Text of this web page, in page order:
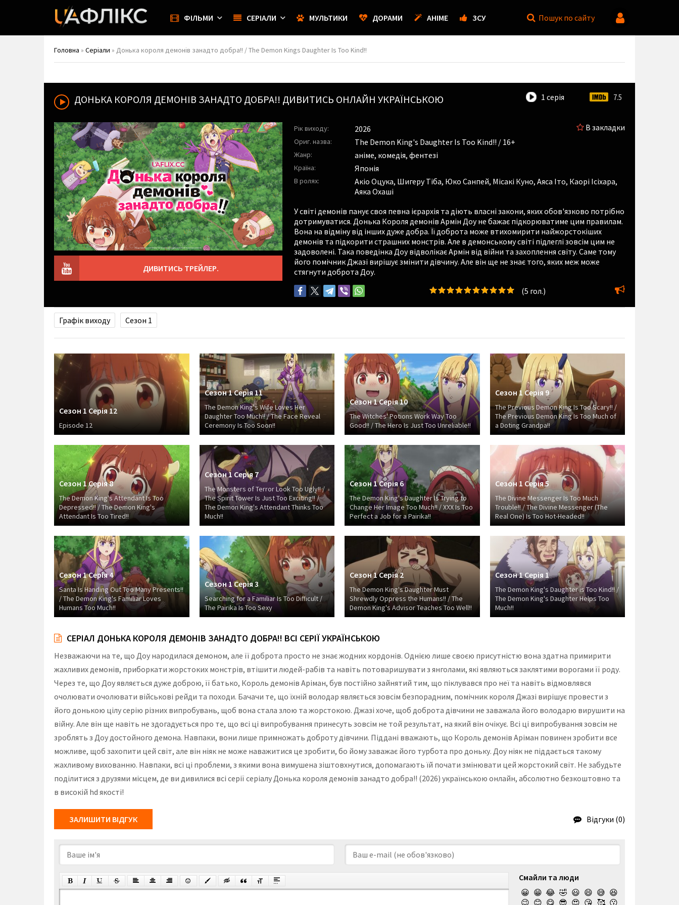
ФІЛЬМИ СЕРІАЛИ МУЛЬТИКИ ДОРАМИ АНІМЕ ЗСУ Пошук по сайту
Головна » Серіали » Донька короля демонів занадто добра!! / The Demon Kings Daughter Is Too Kind!!
ДОНЬКА КОРОЛЯ ДЕМОНІВ ЗАНАДТО ДОБРА!! ДИВИТИСЬ ОНЛАЙН УКРАЇНСЬКОЮ 1 серія 7.5
ДИВИТИСЬ ТРЕЙЛЕР.
В закладки
Рік виходу: 2026
Ориг. назва: The Demon King's Daughter Is Too Kind!! / 16+
Жанр: аніме, комедія, фентезі
Країна: Японія
В ролях: Акіо Оцука, Шигеру Тіба, Юко Санпей, Місакі Куно, Аяса Іто, Каорі Ісіхара,
Аяка Охаші
У світі демонів панує своя певна ієрархія та діють власні закони, яких обов'язково потрібно
дотримуватися. Донька Короля демонів Армін Доу не бажає підкорюватиме цим правилам.
Вона на відміну від інших дуже добра. Її доброта може втихомирити найжорстокіших
демонів та підкорити страшних монстрів. Але в демонському світі підлеглі зовсім цим не
задоволені. Така поведінка Доу відволікає Армін від війни та захоплення світу. Саме тому
його помічник Джазі вирішує змінити дівчину. Але він ще не знає того, яких меж може
стягнути доброта Доу.
(5 гол.)
Графік виходу Сезон 1
Сезон 1 Серія 12
Episode 12
Сезон 1 Серія 11
The Demon King's Wife Loves Her
Daughter Too Much!! / The Face Reveal
Ceremony Is Too Soon!!
Сезон 1 Серія 10
The Witches' Potions Work Way Too
Good!! / The Hero Is Just Too Unreliable!!
Сезон 1 Серія 9
The Previous Demon King Is Too Scary!! /
The Previous Demon King Is Too Much of
a Doting Grandpa!!
Сезон 1 Серія 8
The Demon King's Attendant Is Too
Depressed!! / The Demon King's
Attendant Is Too Tired!!
Сезон 1 Серія 7
The Monsters of Terror Look Too Ugly!! /
The Spirit Tower Is Just Too Exciting!! /
The Demon King's Attendant Thinks Too
Much!!
Сезон 1 Серія 6
The Demon King's Daughter Is Trying to
Change Her Image Too Much!! / XXX Is Too
Perfect a Job for a Pairika!!
Сезон 1 Серія 5
The Divine Messenger Is Too Much
Trouble!! / The Divine Messenger (The
Real One) Is Too Hot-Headed!!
Сезон 1 Серія 4
Santa Is Handing Out Too Many Presents!!
/ The Demon King's Familiar Loves
Humans Too Much!!
Сезон 1 Серія 3
Searching for a Familiar Is Too Difficult /
The Pairika Is Too Sexy
Сезон 1 Серія 2
The Demon King's Daughter Must
Shrewdly Oppress the Humans!! / The
Demon King's Advisor Teaches Too Well!!
Сезон 1 Серія 1
The Demon King's Daughter is Too Kind!! /
The Demon King's Daughter Helps Too
Much!!
СЕРІАЛ ДОНЬКА КОРОЛЯ ДЕМОНІВ ЗАНАДТО ДОБРА!! ВСІ СЕРІЇ УКРАЇНСЬКОЮ
Незважаючи на те, що Доу народилася демоном, але її доброта просто не знає жодних кордонів. Однією лише своєю присутністю вона здатна примирити
жахливих демонів, приборкати жорстоких монстрів, втішити людей-рабів та навіть потоваришувати з янголами, які являються заклятими ворогами її роду.
Через те, що Доу являється дуже доброю, її батько, Король демонів Аріман, був постійно зайнятий тим, що піклувався про неї та навіть відмовлявся
очолювати очолювати військові рейди та походи. Бачачи те, що їхній володар являється зовсім безпорадним, помічник короля Джазі вирішує провести з
його донькою цілу серію різних випробувань, щоб вона стала злою та жорстокою. Джазі хоче, щоб доброта дівчини не заважала його володарю вирушити на
війну. Але він ще навіть не здогадується про те, що всі ці випробування принесуть зовсім не той результат, на який він очікує. Всі ці випробування зовсім не
зроблять з Доу достойного демона. Навпаки, вони лише примножать доброту дівчини. Піддані вважають, що Король демонів Аріман повинен зробити все
можливе, щоб захопити цей світ, але він ніяк не може наважитися це зробити, бо йому заважає його турбота про доньку. Доу ніяк не піддається такому
жахливому вихованню. Навпаки, всі ці проблеми, з якими вона вимушена зіштовхнутися, допомагають їй почати змінювати цей жорстокий світ. Не забудьте
поділитися з друзями місцем, де ви дивилися всі серії серіалу Донька короля демонів занадто добра!! (2026) українською онлайн, абсолютно безкоштовно та
в високій hd якості!
ЗАЛИШИТИ ВІДГУК Відгуки (0)
Смайли та люди
😀 😁 😂 🤣 😃 😄 😅 😆
😉 😊 😋 😎 😍 😘 🥰 😗